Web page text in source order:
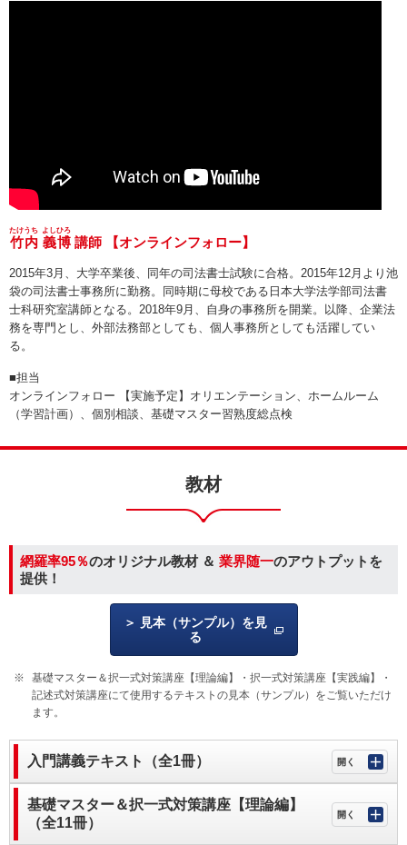
竹内
たけうち
義博
よしひろ
講師 【オンラインフォロー】
2015年3月、大学卒業後、同年の司法書士試験に合格。2015年12月より池
袋の司法書士事務所に勤務。同時期に母校である日本大学法学部司法書
士科研究室講師となる。2018年9月、自身の事務所を開業。以降、企業法
務を専門とし、外部法務部としても、個人事務所としても活躍してい
る。
■担当
オンラインフォロー 【実施予定】オリエンテーション、ホームルーム
（学習計画）、個別相談、基礎マスター習熟度総点検
教材
網羅率95％のオリジナル教材 ＆ 業界随一のアウトプットを
提供！
見本（サンプル）を見
る
基礎マスター＆択一式対策講座【理論編】・択一式対策講座【実践編】・
記述式対策講座にて使用するテキストの見本（サンプル）をご覧いただけ
ます。
入門講義テキスト（全1冊）
基礎マスター＆択一式対策講座【理論編】
（全11冊）